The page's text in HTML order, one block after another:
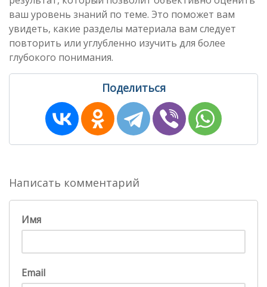
ваш уровень знаний по теме. Это поможет вам
увидеть, какие разделы материала вам следует
повторить или углубленно изучить для более
глубокого понимания.
Поделиться
Написать комментарий
Имя
Email